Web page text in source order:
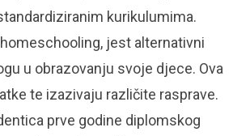
kurikulumima.
jest alternativni
u obrazovanju svoje djece. Ova
te izazivaju različite rasprave.
prve godine diplomskog